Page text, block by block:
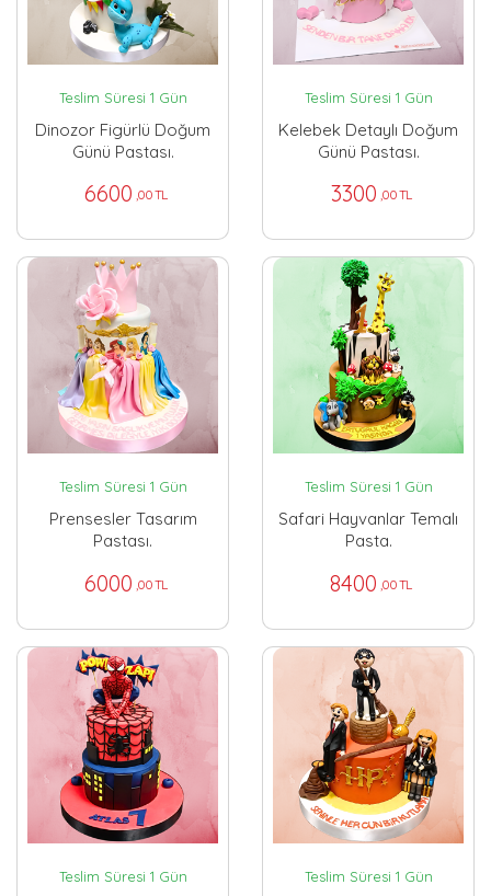
Teslim Süresi 1 Gün
Dinozor Figürlü Doğum
Günü Pastası.
6600 ,00 TL
Teslim Süresi 1 Gün
Kelebek Detaylı Doğum
Günü Pastası.
3300 ,00 TL
Teslim Süresi 1 Gün
Prensesler Tasarım
Pastası.
6000 ,00 TL
Teslim Süresi 1 Gün
Safari Hayvanlar Temalı
Pasta.
8400 ,00 TL
Teslim Süresi 1 Gün Teslim Süresi 1 Gün